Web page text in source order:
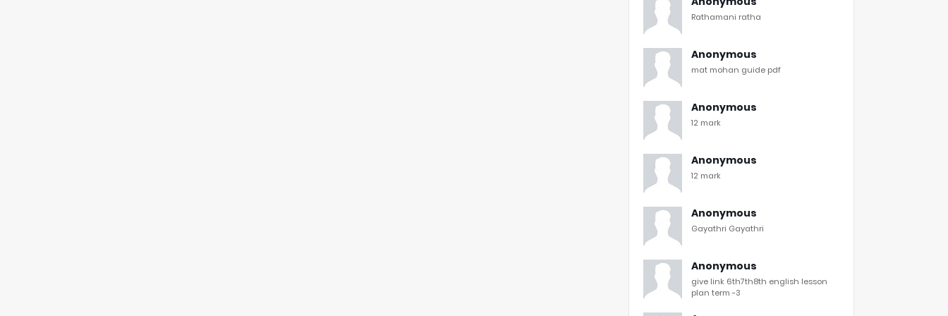
Rathamani ratha
Anonymous
mat mohan guide pdf
Anonymous
12 mark
Anonymous
12 mark
Anonymous
Gayathri Gayathri
Anonymous
give link 6th7th8th english lesson
plan term -3